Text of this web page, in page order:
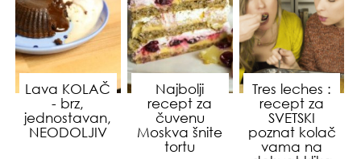
Lava KOLAČ
- brz,
jednostavan,
NEODOLJIV
Najbolji
recept za
čuvenu
Moskva šnite
tortu
Tres leches :
recept za
SVETSKI
poznat kolač
vama na